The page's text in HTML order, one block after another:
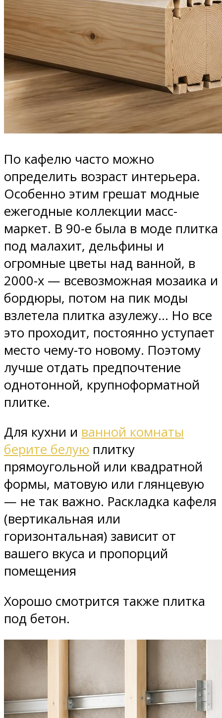
По кафелю часто можно
определить возраст интерьера.
Особенно этим грешат модные
ежегодные коллекции масс-
маркет. В 90-е была в моде плитка
под малахит, дельфины и
огромные цветы над ванной, в
2000-х — всевозможная мозаика и
бордюры, потом на пик моды
взлетела плитка азулежу… Но все
это проходит, постоянно уступает
место чему-то новому. Поэтому
лучше отдать предпочтение
однотонной, крупноформатной
плитке.
Для кухни и ванной комнаты
берите белую плитку
прямоугольной или квадратной
формы, матовую или глянцевую
— не так важно. Раскладка кафеля
(вертикальная или
горизонтальная) зависит от
вашего вкуса и пропорций
помещения
Хорошо смотрится также плитка
под бетон.